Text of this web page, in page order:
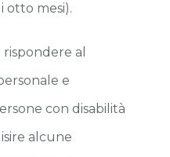
otto mesi).
al
e
con disabilità
alcune